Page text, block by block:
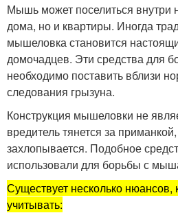
Мышь может поселиться внутри
дома, но и квартиры. Иногда
мышеловка становится
домочадцев. Эти средства для
необходимо поставить вблизи
следования грызуна.
Конструкция мышеловки не
вредитель тянется за
захлопывается. Подобное
использовали для борьбы с
Существует несколько нюансов,
учитывать: